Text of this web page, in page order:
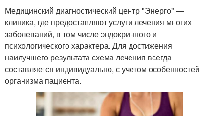
Медицинский диагностический центр "Энерго" —
клиника, где предоставляют услуги лечения многих
заболеваний, в том числе эндокринного и
психологического характера. Для достижения
наилучшего результата схема лечения всегда
составляется индивидуально, с учетом особенностей
организма пациента.